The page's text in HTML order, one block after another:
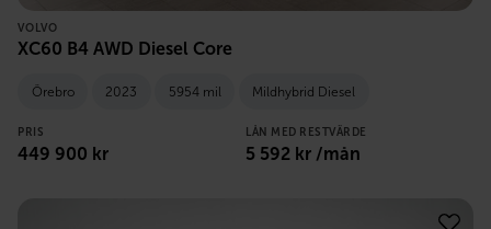
VOLVO
XC60 B4 AWD Diesel Core
Örebro 2023 5954 mil Mildhybrid Diesel
PRIS
449 900 kr
LÅN MED RESTVÄRDE
5 592 kr /mån